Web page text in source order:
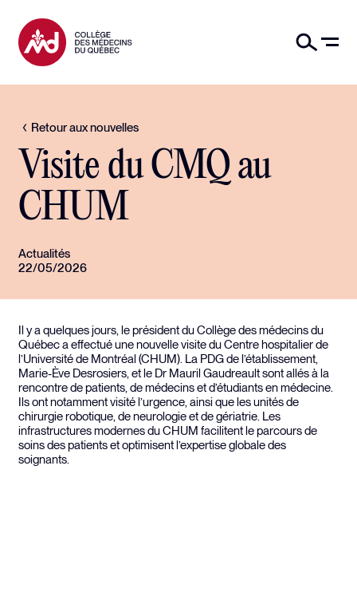
Retour aux nouvelles
Visite du CMQ au
CHUM
Actualités
22/05/2026
Il y a quelques jours, le président du Collège des médecins du
Québec a effectué une nouvelle visite du Centre hospitalier de
l’Université de Montréal (CHUM). La PDG de l’établissement,
Marie-Ève Desrosiers, et le Dr Mauril Gaudreault sont allés à la
rencontre de patients, de médecins et d’étudiants en médecine.
Ils ont notamment visité l’urgence, ainsi que les unités de
chirurgie robotique, de neurologie et de gériatrie. Les
infrastructures modernes du CHUM facilitent le parcours de
soins des patients et optimisent l’expertise globale des
soignants.